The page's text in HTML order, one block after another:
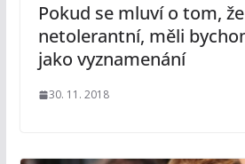
Pokud se mluví o tom,
netolerantní, měli
jako vyznamenání
30. 11. 2018